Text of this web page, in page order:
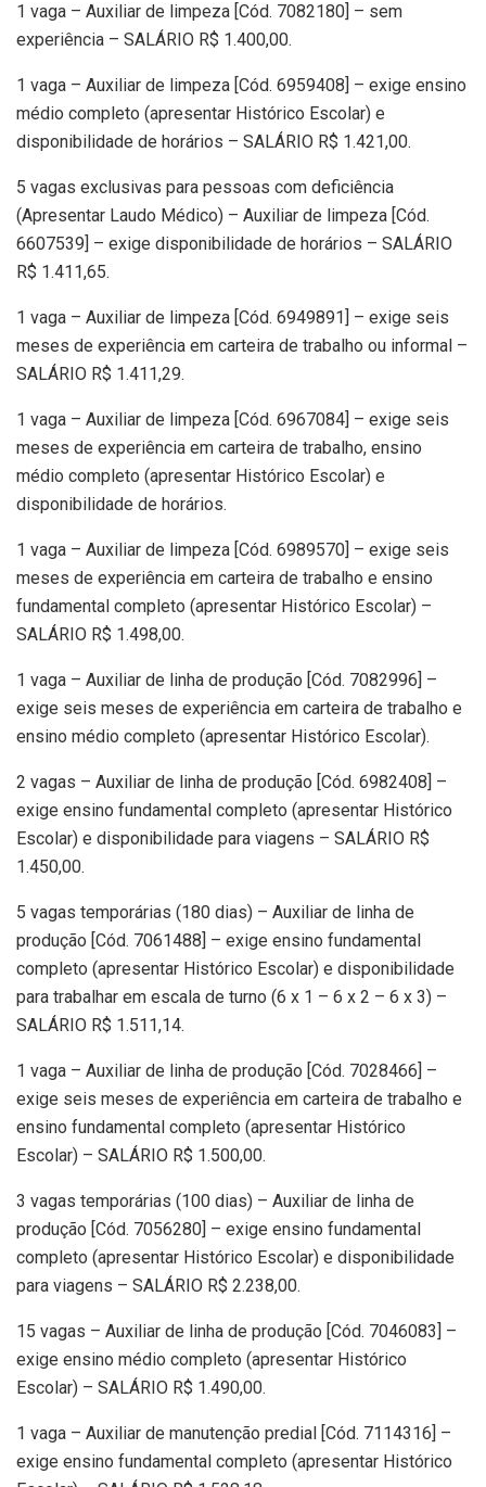
1 vaga – Auxiliar de limpeza [Cód. 7082180] – sem
experiência – SALÁRIO R$ 1.400,00.
1 vaga – Auxiliar de limpeza [Cód. 6959408] – exige ensino
médio completo (apresentar Histórico Escolar) e
disponibilidade de horários – SALÁRIO R$ 1.421,00.
5 vagas exclusivas para pessoas com deficiência
(Apresentar Laudo Médico) – Auxiliar de limpeza [Cód.
6607539] – exige disponibilidade de horários – SALÁRIO
R$ 1.411,65.
1 vaga – Auxiliar de limpeza [Cód. 6949891] – exige seis
meses de experiência em carteira de trabalho ou informal –
SALÁRIO R$ 1.411,29.
1 vaga – Auxiliar de limpeza [Cód. 6967084] – exige seis
meses de experiência em carteira de trabalho, ensino
médio completo (apresentar Histórico Escolar) e
disponibilidade de horários.
1 vaga – Auxiliar de limpeza [Cód. 6989570] – exige seis
meses de experiência em carteira de trabalho e ensino
fundamental completo (apresentar Histórico Escolar) –
SALÁRIO R$ 1.498,00.
1 vaga – Auxiliar de linha de produção [Cód. 7082996] –
exige seis meses de experiência em carteira de trabalho e
ensino médio completo (apresentar Histórico Escolar).
2 vagas – Auxiliar de linha de produção [Cód. 6982408] –
exige ensino fundamental completo (apresentar Histórico
Escolar) e disponibilidade para viagens – SALÁRIO R$
1.450,00.
5 vagas temporárias (180 dias) – Auxiliar de linha de
produção [Cód. 7061488] – exige ensino fundamental
completo (apresentar Histórico Escolar) e disponibilidade
para trabalhar em escala de turno (6 x 1 – 6 x 2 – 6 x 3) –
SALÁRIO R$ 1.511,14.
1 vaga – Auxiliar de linha de produção [Cód. 7028466] –
exige seis meses de experiência em carteira de trabalho e
ensino fundamental completo (apresentar Histórico
Escolar) – SALÁRIO R$ 1.500,00.
3 vagas temporárias (100 dias) – Auxiliar de linha de
produção [Cód. 7056280] – exige ensino fundamental
completo (apresentar Histórico Escolar) e disponibilidade
para viagens – SALÁRIO R$ 2.238,00.
15 vagas – Auxiliar de linha de produção [Cód. 7046083] –
exige ensino médio completo (apresentar Histórico
Escolar) – SALÁRIO R$ 1.490,00.
1 vaga – Auxiliar de manutenção predial [Cód. 7114316] –
exige ensino fundamental completo (apresentar Histórico